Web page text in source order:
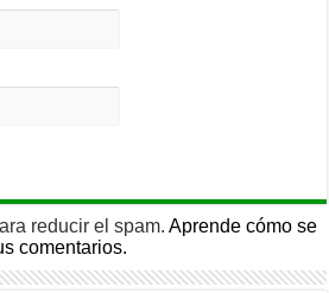
reducir el spam.Aprende cómo se
comentarios.